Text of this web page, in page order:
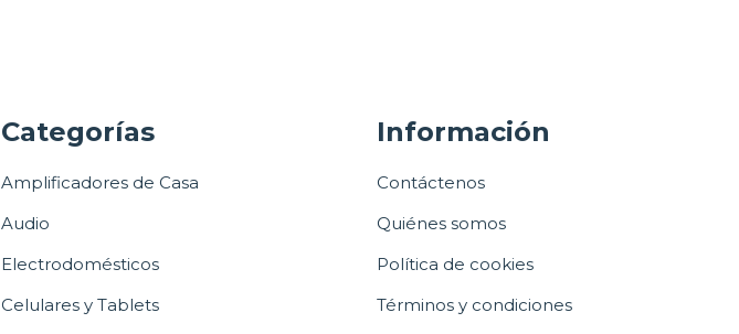
Categorías
Amplificadores de Casa
Audio
Electrodomésticos
Celulares y Tablets
Información
Contáctenos
Quiénes somos
Política de cookies
Términos y condiciones